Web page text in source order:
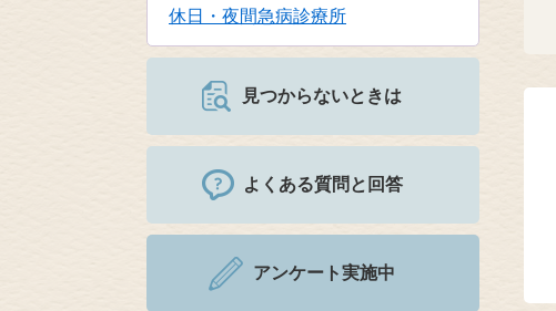
休日・夜間急病診療所
見つからないときは
よくある質問と回答
アンケート実施中